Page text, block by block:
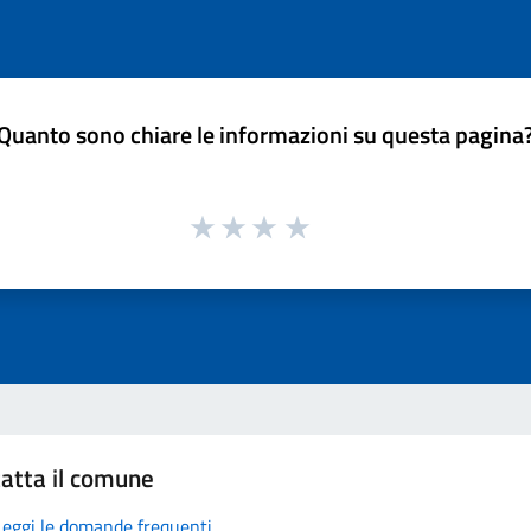
sono chiare le informazioni su questa
il comune